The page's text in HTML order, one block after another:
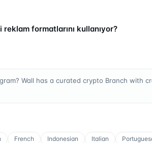
formatlarını kullanıyor?
Wall has a curated crypto Branch with
French Indonesian Italian